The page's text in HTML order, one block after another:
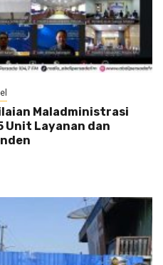
Maladministrasi
Unit Layanan dan